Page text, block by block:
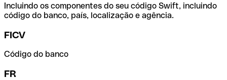
Incluindo os componentes do seu código Swift, incluindo
código do banco, país, localização e agência.
FICV
Código do banco
FR